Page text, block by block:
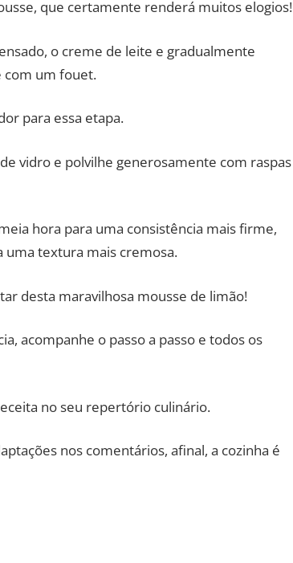
que certamente renderá muitos elogios!
o creme de leite e gradualmente
com um fouet.
para essa etapa.
vidro e polvilhe generosamente com raspas
hora para uma consistência mais firme,
uma textura mais cremosa.
desta maravilhosa mousse de limão!
acompanhe o passo a passo e todos os
no seu repertório culinário.
nos comentários, afinal, a cozinha é